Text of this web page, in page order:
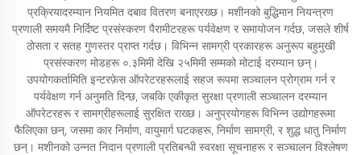
प्रक्रियादरम्यान नियमित दबाव वितरण बनाएरख्छ। मशीनको बुद्धिमान नियन्त्रण
प्रणाली समयमै निर्दिष्ट प्रसंस्करण पैरामीटरहरू पर्यवेक्षण र समायोजन गर्दछ, जसले शीर्ष
ठोसता र सतह गुणस्तर प्राप्त गर्दछ। विभिन्न सामग्री प्रकारहरू अनुरूप बहुमुखी
प्रसंस्करण मोडहरू ०.३मिमी देखि २५मिमी सम्मको मोटाई दरम्यान छन्।
उपयोगकर्तामिति इन्टरफ़ेस ऑपरेटरहरूलाई सहज रूपमा सञ्चालन प्रोग्राम गर्न र
पर्यवेक्षण गर्न अनुमति दिन्छ, जबकि एकीकृत सुरक्षा प्रणाली सञ्चालन दरम्यान
ऑपरेटरहरू र सामग्रीहरूलाई सुरक्षित राख्छ। अनुप्रयोगहरू विभिन्न उद्योगहरूमा
फैलिएका छन्, जसमा कार निर्माण, वायुमार्ग घटकहरू, निर्माण सामग्री, र शुद्ध धातु निर्माण
छन्। मशीनको उन्नत निदान प्रणाली प्रतिबन्धी स्वरक्षा सूचनाहरू र सञ्चालन विश्लेषण